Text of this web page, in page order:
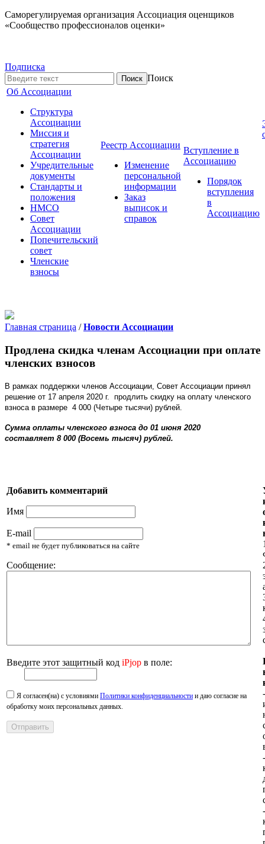
Саморегулируемая организация Ассоциация оценщиков
«Сообщество профессионалов оценки»
Подписка
Поиск
Об Ассоциации
Структура
Ассоциации
Миссия и
стратегия
Ассоциации
Учредительные
документы
Стандарты и
положения
НМСО
Совет
Ассоциации
Попечительский
совет
Членские
взносы
Реестр Ассоциации
Изменение
персональной
информации
Заказ
выписок и
справок
Вступление в
Ассоциацию
Порядок
вступления
в
Ассоциацию
Главная страница / Новости Ассоциации
Продлена скидка членам Ассоциации при оплате
членских взносов
В рамках поддержки членов Ассоциации, Совет Ассоциации принял
решение от 17 апреля 2020 г. продлить скидку на оплату членского
взноса в размере 4 000 (Четыре тысячи) рублей.
Сумма оплаты членского взноса до 01 июня 2020
составляет 8 000 (Восемь тысяч) рублей.
Добавить комментарий
Имя
E-mail
* email не будет публиковаться на сайте
Сообщение:
Введите этот защитный код iPjop в поле:
Я согласен(на) с условиями Политики конфиденциальности и даю согласие на
обработку моих персональных данных.